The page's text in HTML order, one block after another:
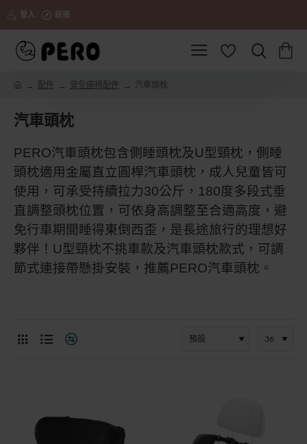
登入 註冊
m
配件 安全座椅配件 汽車頭枕
汽車頭枕
PERO汽車頭枕包含側睡頭枕及U型頸枕，側睡
頭枕適用金屬直立圓桿汽車頭枕，成人兒童皆可
使用，可承受持續拉力30公斤，180度多段式垂
直調整頭枕位置，可依身高調整至合適高度，避
免行車期間睡得東倒西歪，是長途旅行的理想好
夥伴！U型頸枕不挑車款及汽車頭枕款式，可調
節式連接帶懸掛安裝，推薦PERO汽車頭枕。